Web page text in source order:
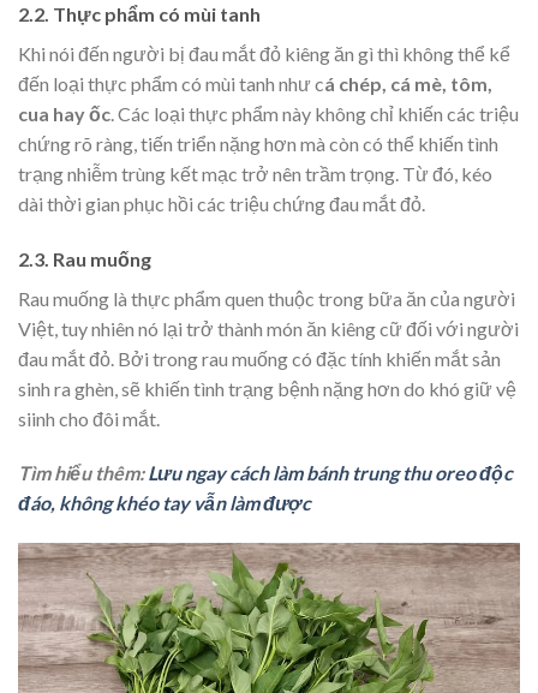
2.2. Thực phẩm có mùi tanh
Khi nói đến người bị đau mắt đỏ kiêng ăn gì thì không thể kể
đến loại thực phẩm có mùi tanh như cá chép, cá mè, tôm,
cua hay ốc . Các loại thực phẩm này không chỉ khiến các triệu
chứng rõ ràng, tiến triển nặng hơn mà còn có thể khiến tình
trạng nhiễm trùng kết mạc trở nên trầm trọng. Từ đó, kéo
dài thời gian phục hồi các triệu chứng đau mắt đỏ.
2.3. Rau muống
Rau muống là thực phẩm quen thuộc trong bữa ăn của người
Việt, tuy nhiên nó lại trở thành món ăn kiêng cữ đối với người
đau mắt đỏ. Bởi trong rau muống có đặc tính khiến mắt sản
sinh ra ghèn, sẽ khiến tình trạng bệnh nặng hơn do khó giữ vệ
siinh cho đôi mắt.
Tìm hiểu thêm:Lưu ngay cách làm bánh trung thu oreo độc
đáo, không khéo tay vẫn làm được